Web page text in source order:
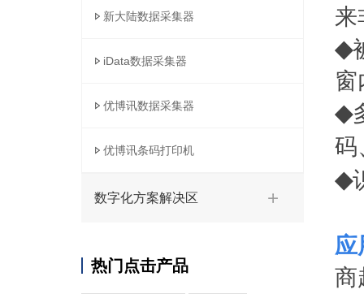
新大陆数据采集器
iData数据采集器
优博讯数据采集器
优博讯条码打印机
数字化方案解决区
热门点击产品
来
◆
窗
◆
码
◆
应
商